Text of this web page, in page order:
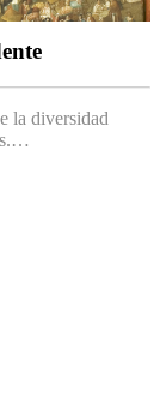
la diversidad